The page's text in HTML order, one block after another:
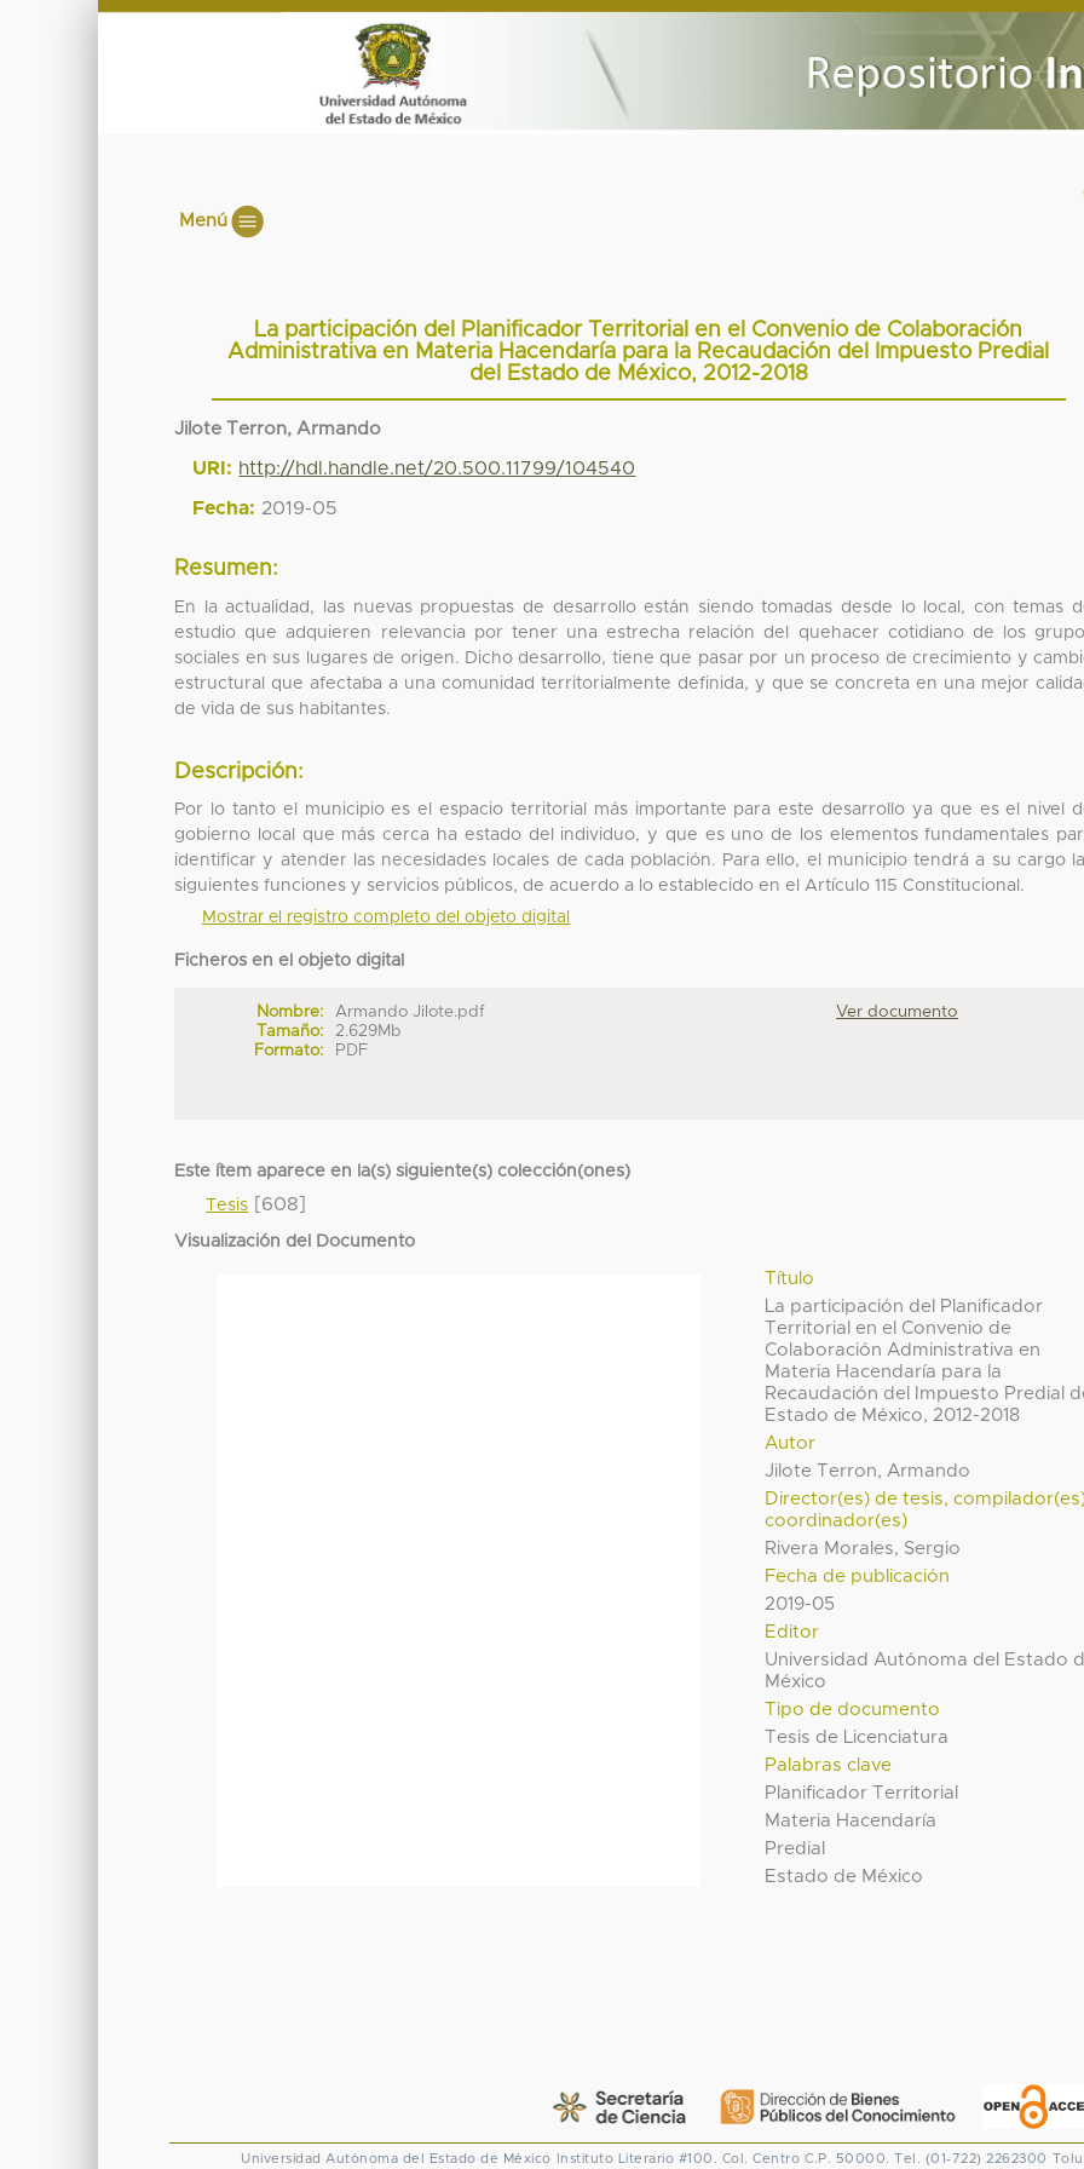
Menú
La participación del Planificador Territorial en el Convenio de Colaboración
Administrativa en Materia Hacendaría para la Recaudación del Impuesto Predial
del Estado de México, 2012-2018
Jilote Terron, Armando
URI: http://hdl.handle.net/20.500.11799/104540
Fecha: 2019-05
Resumen:
En la actualidad, las nuevas propuestas de desarrollo están siendo tomadas desde lo local, con temas
estudio que adquieren relevancia por tener una estrecha relación del quehacer cotidiano de los
sociales en sus lugares de origen. Dicho desarrollo, tiene que pasar por un proceso de crecimiento y
estructural que afectaba a una comunidad territorialmente definida, y que se concreta en una mejor
de vida de sus habitantes.
Descripción:
Por lo tanto el municipio es el espacio territorial más importante para este desarrollo ya que es el nivel
gobierno local que más cerca ha estado del individuo, y que es uno de los elementos fundamentales
identificar y atender las necesidades locales de cada población. Para ello, el municipio tendrá a su cargo
siguientes funciones y servicios públicos, de acuerdo a lo establecido en el Artículo 115 Constitucional.
Mostrar el registro completo del objeto digital
Ficheros en el objeto digital
Nombre:
Armando Jilote.pdf
Tamaño:
2.629Mb
Formato:
PDF
Ver documento
Este ítem aparece en la(s) siguiente(s) colección(ones)
Tesis [608]
Visualización del Documento
Título
La participación del Planificador
Territorial en el Convenio de
Colaboración Administrativa en
Materia Hacendaría para la
Recaudación del Impuesto Predial
Estado de México, 2012-2018
Autor
Jilote Terron, Armando
Director(es) de tesis,
coordinador(es)
Rivera Morales, Sergio
Fecha de publicación
2019-05
Editor
Universidad Autónoma del Estado
México
Tipo de documento
Tesis de Licenciatura
Palabras clave
Planificador Territorial
Materia Hacendaría
Predial
Estado de México
Universidad Autónoma del Estado de México Instituto Literario #100. Col. Centro C.P. 50000. Tel. (01-722) 2262300